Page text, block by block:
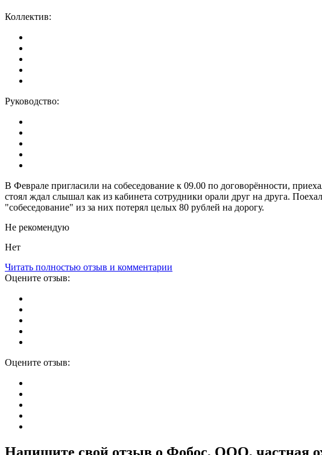
Коллектив:
Руководство:
В Феврале пригласили на собеседование к 09.00 по договорённости,
стоял ждал слышал как из кабинета сотрудники орали друг на друга.
"собеседование" из за них потерял целых 80 рублей на дорогу.
Не рекомендую
Нет
Читать полностью отзыв и комментарии
Оцените отзыв:
Оцените отзыв:
Напишите свой отзыв о Фобос, ООО, частная